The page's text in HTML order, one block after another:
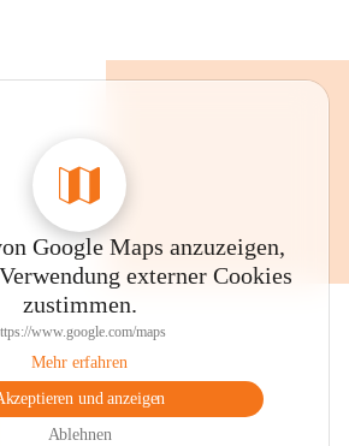
Google Maps anzuzeigen,
externer Cookies
zustimmen.
www.google.com/maps
Mehr erfahren
und anzeigen
Ablehnen